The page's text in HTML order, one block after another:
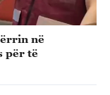
në
për të